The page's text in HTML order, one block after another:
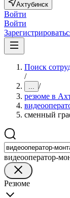
Ахтубинск
Войти
Войти
Поиск
/
... /
резюме в
сменный
видеооператор-
Резюме